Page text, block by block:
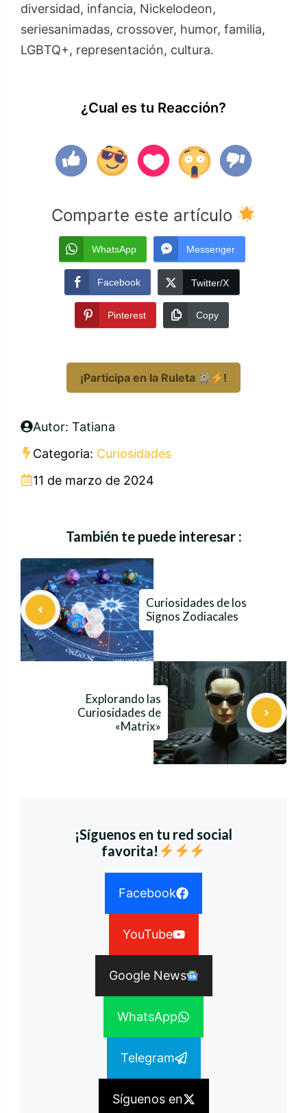
diversidad, infancia, Nickelodeon,
seriesanimadas, crossover, humor, familia,
LGBTQ+, representación, cultura.
¿Cual es tu Reacción?
Comparte este artículo
WhatsApp Messenger
Facebook Twitter/X
Pinterest Copy
¡Participa en la Ruleta !
Autor: Tatiana
Categoria: Curiosidades
11 de marzo de 2024
También te puede interesar :
Curiosidades de los
Signos Zodiacales
Explorando las
Curiosidades de
«Matrix»
¡Síguenos en tu red social
favorita!
Facebook
YouTube
Google News
WhatsApp
Telegram
Síguenos en